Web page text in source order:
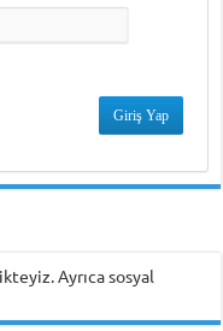
Ayrıca sosyal